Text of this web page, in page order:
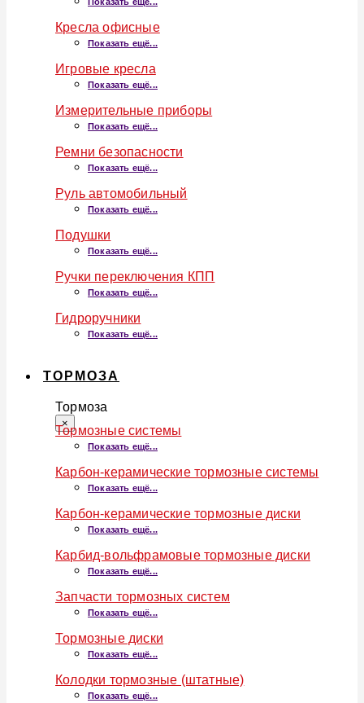
Кресла офисные
Показать ещё...
Игровые кресла
Показать ещё...
Измерительные приборы
Показать ещё...
Ремни безопасности
Показать ещё...
Руль автомобильный
Показать ещё...
Подушки
Показать ещё...
Ручки переключения КПП
Показать ещё...
Гидроручники
Показать ещё...
ТОРМОЗА
Тормоза
×
Тормозные системы
Показать ещё...
Карбон-керамические тормозные системы
Показать ещё...
Карбон-керамические тормозные диски
Показать ещё...
Карбид-вольфрамовые тормозные диски
Показать ещё...
Запчасти тормозных систем
Показать ещё...
Тормозные диски
Показать ещё...
Колодки тормозные (штатные)
Показать ещё...